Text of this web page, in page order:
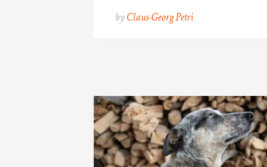
byClaus-Georg Petri